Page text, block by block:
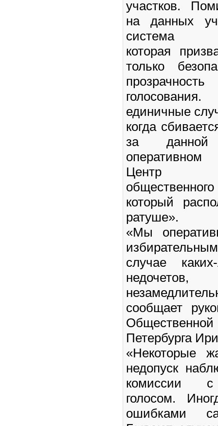
участков.
на данных
система
которая
только
единичные
когда
за
Центр
который
ратуше».
«Мы
случае
сообщает
Петербурга
«Некоторые
недопуск
комиссии с
голосом.
ошибками